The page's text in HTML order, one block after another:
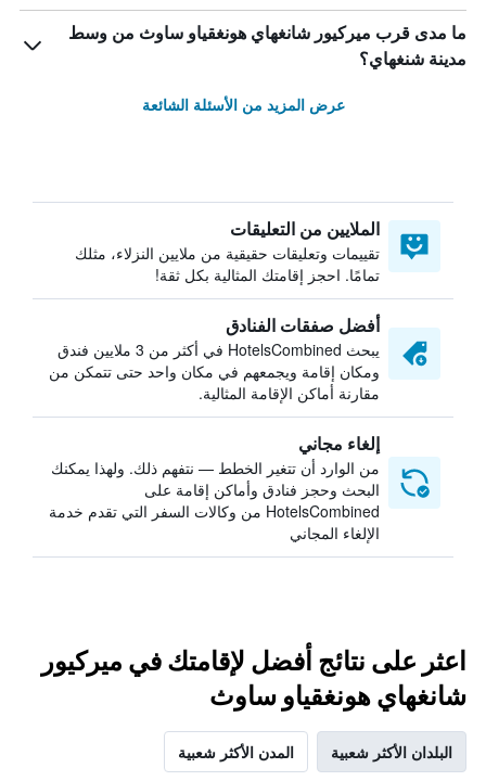
ما مدى قرب ميركيور شانغهاي هونغقياو ساوث من وسط
مدينة شنغهاي؟
عرض المزيد من الأسئلة الشائعة
الملايين من التعليقات
تقييمات وتعليقات حقيقية من ملايين النزلاء، مثلك
تمامًا. احجز إقامتك المثالية بكل ثقة!
أفضل صفقات الفنادق
يبحث HotelsCombined في أكثر من 3 ملايين فندق
ومكان إقامة ويجمعهم في مكان واحد حتى تتمكن من
مقارنة أماكن الإقامة المثالية.
إلغاء مجاني
من الوارد أن تتغير الخطط — نتفهم ذلك. ولهذا يمكنك
البحث وحجز فنادق وأماكن إقامة على
HotelsCombined من وكالات السفر التي تقدم خدمة
الإلغاء المجاني
اعثر على نتائج أفضل لإقامتك في ميركيور
شانغهاي هونغقياو ساوث
البلدان الأكثر شعبية المدن الأكثر شعبية